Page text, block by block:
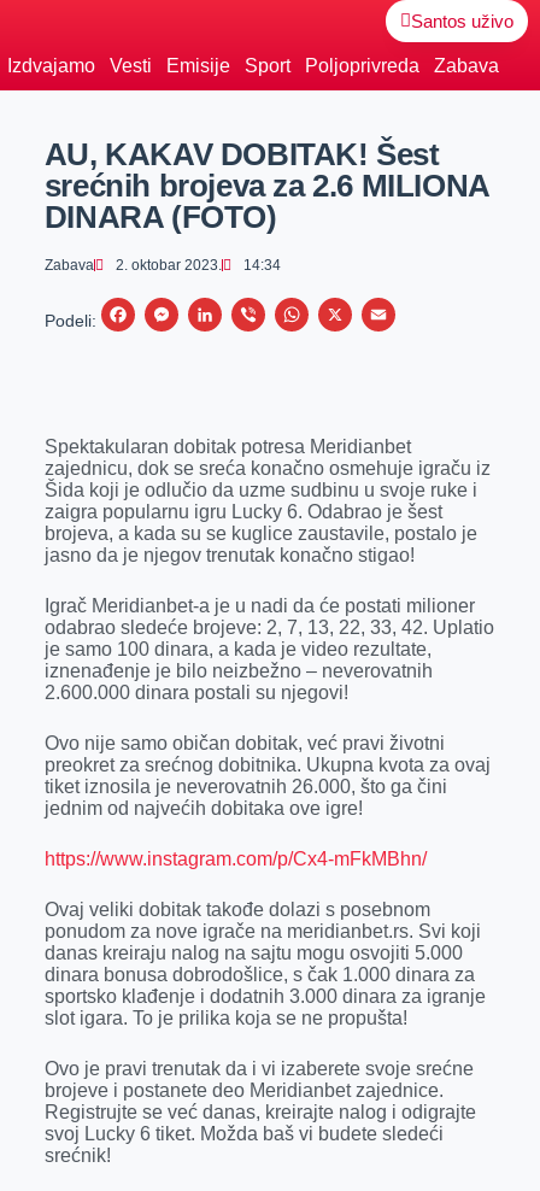
Santos uživo
Izdvajamo Vesti Emisije Sport Poljoprivreda Zabava
AU, KAKAV DOBITAK! Šest
srećnih brojeva za 2.6 MILIONA
DINARA (FOTO)
Zabava 2. oktobar 2023. 14:34
Podeli:
F
b
o
o
k
M
e
n
g
e
L
e
d
I
n
V
r
W
s
A
p
p
X
E
l
Spektakularan dobitak potresa Meridianbet
zajednicu, dok se sreća konačno osmehuje igraču iz
Šida koji je odlučio da uzme sudbinu u svoje ruke i
zaigra popularnu igru Lucky 6. Odabrao je šest
brojeva, a kada su se kuglice zaustavile, postalo je
jasno da je njegov trenutak konačno stigao!
Igrač Meridianbet-a je u nadi da će postati milioner
odabrao sledeće brojeve: 2, 7, 13, 22, 33, 42. Uplatio
je samo 100 dinara, a kada je video rezultate,
iznenađenje je bilo neizbežno – neverovatnih
2.600.000 dinara postali su njegovi!
Ovo nije samo običan dobitak, već pravi životni
preokret za srećnog dobitnika. Ukupna kvota za ovaj
tiket iznosila je neverovatnih 26.000, što ga čini
jednim od najvećih dobitaka ove igre!
https://www.instagram.com/p/Cx4-mFkMBhn/
Ovaj veliki dobitak takođe dolazi s posebnom
ponudom za nove igrače na meridianbet.rs. Svi koji
danas kreiraju nalog na sajtu mogu osvojiti 5.000
dinara bonusa dobrodošlice, s čak 1.000 dinara za
sportsko klađenje i dodatnih 3.000 dinara za igranje
slot igara. To je prilika koja se ne propušta!
Ovo je pravi trenutak da i vi izaberete svoje srećne
brojeve i postanete deo Meridianbet zajednice.
Registrujte se već danas, kreirajte nalog i odigrajte
svoj Lucky 6 tiket. Možda baš vi budete sledeći
srećnik!